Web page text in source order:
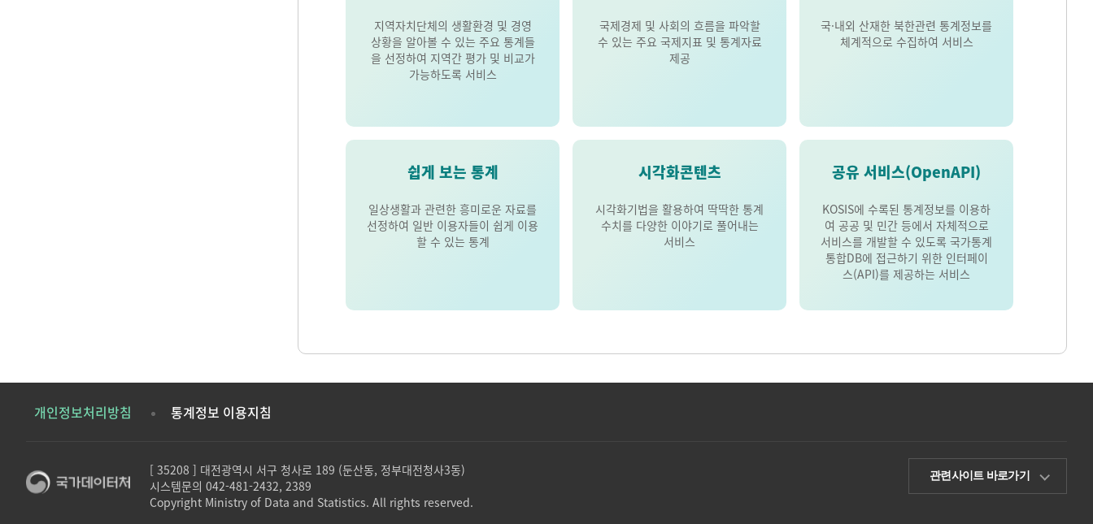
지역자치단체의 생활환경 및 경영
상황을 알아볼 수 있는 주요 통계들
을 선정하여 지역간 평가 및 비교가
가능하도록 서비스
국제경제 및 사회의 흐름을 파악할
수 있는 주요 국제지표 및 통계자료
제공
국·내외 산재한 북한관련 통계정보를
체계적으로 수집하여 서비스
쉽게 보는 통계
일상생활과 관련한 흥미로운 자료를
선정하여 일반 이용자들이 쉽게 이용
할 수 있는 통계
시각화콘텐츠
시각화기법을 활용하여 딱딱한 통계
수치를 다양한 이야기로 풀어내는
서비스
공유 서비스(OpenAPI)
KOSIS에 수록된 통계정보를 이용하
여 공공 및 민간 등에서 자체적으로
서비스를 개발할 수 있도록 국가통계
통합DB에 접근하기 위한 인터페이
스(API)를 제공하는 서비스
개인정보처리방침 통계정보 이용지침
[ 35208 ] 대전광역시 서구 청사로 189 (둔산동, 정부대전청사3동)
시스템문의 042-481-2432, 2389
Copyright Ministry of Data and Statistics. All rights reserved.
관련사이트 바로가기